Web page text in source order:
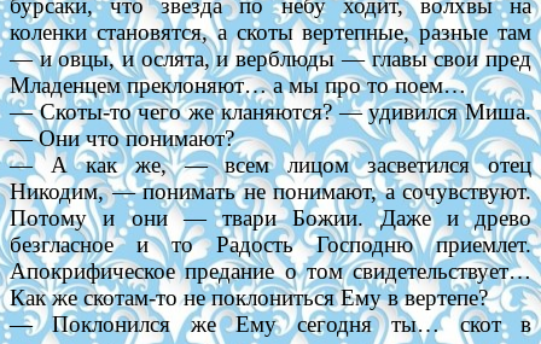
коленки становятся, а скоты вертепные, разные там
— и овцы, и ослята, и верблюды — главы свои пред
Младенцем преклоняют… а мы про то поем…
— Скоты-то чего же кланяются? — удивился Миша.
— Они что понимают?
— А как же, — всем лицом засветился отец
Никодим, — понимать не понимают, а сочувствуют.
Потому и они — твари Божии. Даже и древо
безгласное и то Радость Господню приемлет.
Апокрифическое предание о том свидетельствует…
Как же скотам-то не поклониться Ему в вертепе?
— Поклонился же Ему сегодня ты… скот в